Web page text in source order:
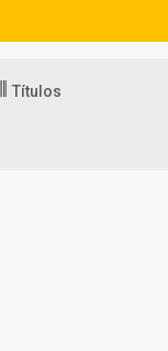
Títulos